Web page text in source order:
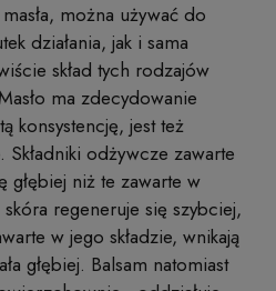
można używać do
działania, jak i sama
skład tych rodzajów
ma zdecydowanie
konsystencję, jest też
odżywcze zawarte
głębiej niż te zawarte w
regeneruje się szybciej,
w jego składzie, wnikają
głębiej. Balsam natomiast